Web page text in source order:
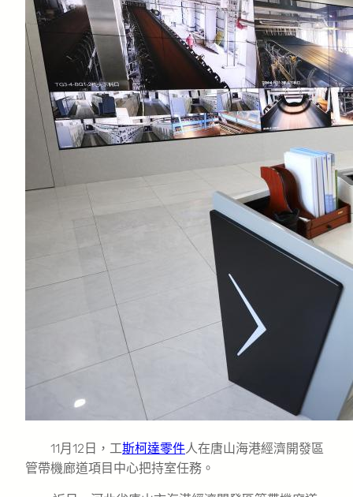
11月12日，工斯柯達零件人在唐山海港經濟開發區
管帶機廊道項目中心把持室任務。